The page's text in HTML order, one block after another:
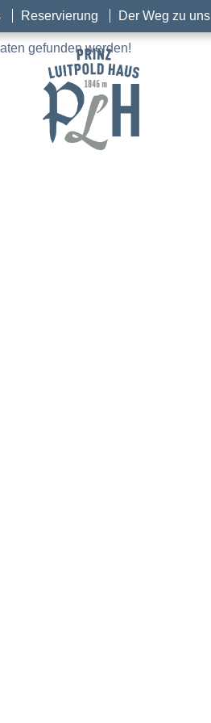
Reservierung Der Weg zu uns
gefunden werden!